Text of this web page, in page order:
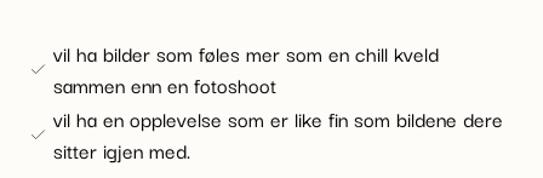
vil ha bilder som føles mer som en chill kveld
sammen enn en fotoshoot
vil ha en opplevelse som er like fin som bildene dere
sitter igjen med.